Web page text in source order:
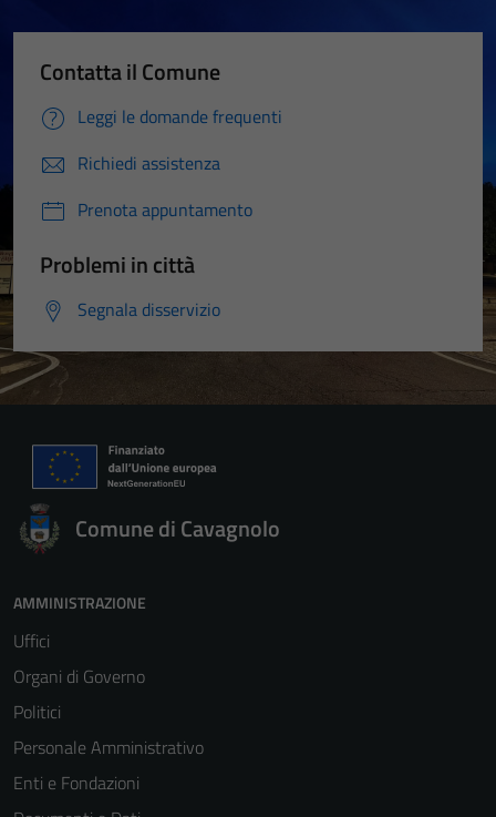
Contatta il Comune
Leggi le domande frequenti
Richiedi assistenza
Prenota appuntamento
Problemi in città
Segnala disservizio
Comune di Cavagnolo
AMMINISTRAZIONE
Uffici
Organi di Governo
Politici
Personale Amministrativo
Enti e Fondazioni